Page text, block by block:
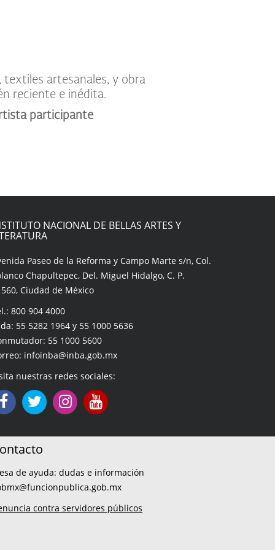
reciente e inédita.
participante
NACIONAL DE BELLAS ARTES Y
Paseo de la Reforma y Campo Marte s/n, Col.
Chapultepec, Del. Miguel Hidalgo, C. P.
Ciudad de México
800 904 4000
55 5282 1964 y 55 1000 5636
55 1000 5600
infoinba@inba.gob.mx
nuestras redes sociales:
de ayuda: dudas e información
contra servidores públicos